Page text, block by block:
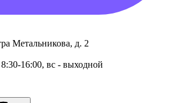
Метальникова, д. 2
16:00, вс - выходной